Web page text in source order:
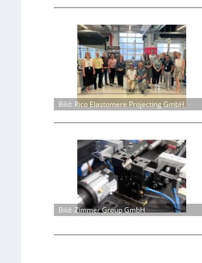
Bild: Rico Elastomere Projecting GmbH
Bild: Zimmer Group GmbH